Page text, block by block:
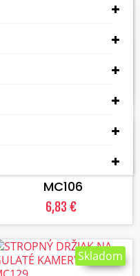
DRŽIAK KAMERY BD-
Skladom
DRŽIAK KAMERY BD-
MC106
6,83 €
Skladom
VLOŽIŤ DO KOŠÍKA
Skladom